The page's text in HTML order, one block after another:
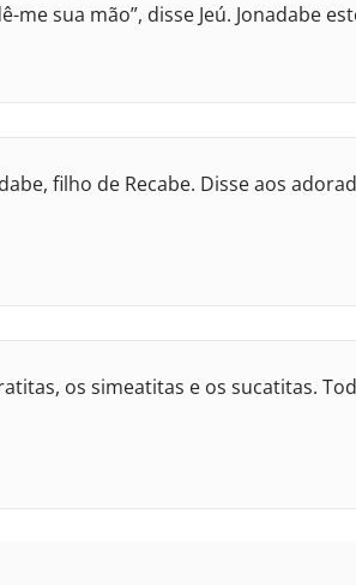
me sua mão”, disse Jeú. Jonadabe
filho de Recabe. Disse aos
os simeatitas e os sucatitas.